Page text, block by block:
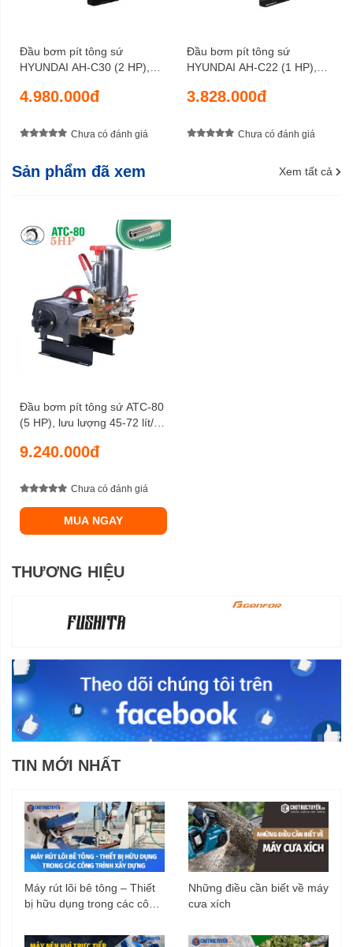
Đầu bơm pít tông sứ
HYUNDAI AH-C30 (2 HP),
nén 35 kgf/cm2
4.980.000đ
Chưa có đánh giá
Đầu bơm pít tông sứ
HYUNDAI AH-C22 (1 HP),
nén 30 kgf/cm2
3.828.000đ
Chưa có đánh giá
Sản phẩm đã xem Xem tất cả
Đầu bơm pít tông sứ ATC-80
(5 HP), lưu lượng 45-72 lít/
Kgf/cm2
9.240.000đ
Chưa có đánh giá
MUA NGAY
THƯƠNG HIỆU
TIN MỚI NHẤT
Máy rút lõi bê tông – Thiết
bị hữu dụng trong các công
Những điều cần biết về máy
cưa xích